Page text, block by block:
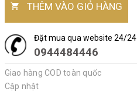
THÊM VÀO GIỎ HÀNG
Đặt mua qua website 24/24
0944484446
Giao hàng COD toàn quốc
Cập nhật